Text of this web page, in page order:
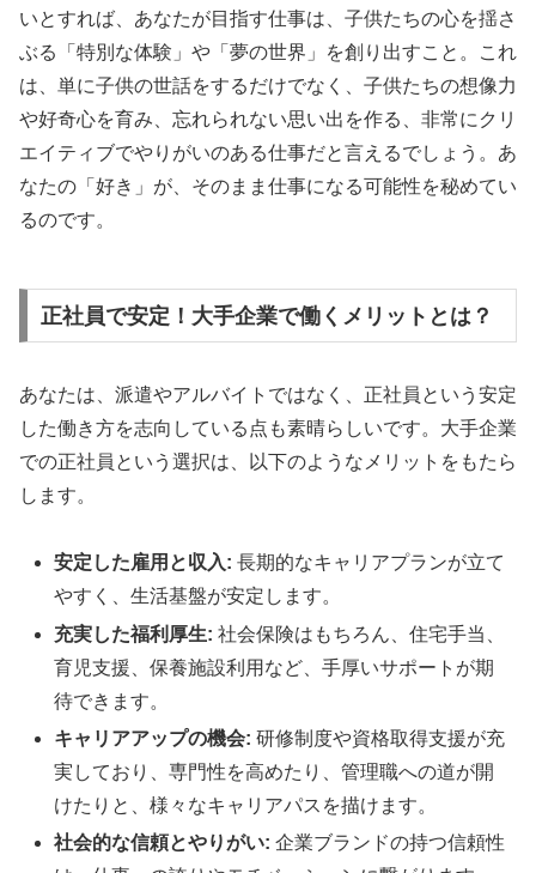
いとすれば、あなたが目指す仕事は、子供たちの心を揺さ
ぶる「特別な体験」や「夢の世界」を創り出すこと。これ
は、単に子供の世話をするだけでなく、子供たちの想像力
や好奇心を育み、忘れられない思い出を作る、非常にクリ
エイティブでやりがいのある仕事だと言えるでしょう。あ
なたの「好き」が、そのまま仕事になる可能性を秘めてい
るのです。
正社員で安定！大手企業で働くメリットとは？
あなたは、派遣やアルバイトではなく、正社員という安定
した働き方を志向している点も素晴らしいです。大手企業
での正社員という選択は、以下のようなメリットをもたら
します。
安定した雇用と収入: 長期的なキャリアプランが立て
やすく、生活基盤が安定します。
充実した福利厚生: 社会保険はもちろん、住宅手当、
育児支援、保養施設利用など、手厚いサポートが期
待できます。
キャリアアップの機会: 研修制度や資格取得支援が充
実しており、専門性を高めたり、管理職への道が開
けたりと、様々なキャリアパスを描けます。
社会的な信頼とやりがい: 企業ブランドの持つ信頼性